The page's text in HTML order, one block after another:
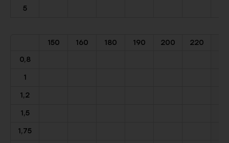
5
150 160 180 190 200
220
0,8
1
1,2
1,5
1,75